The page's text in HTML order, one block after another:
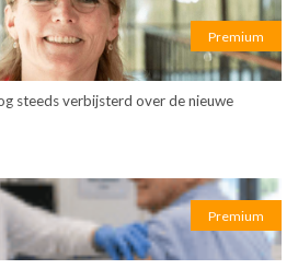
Premium
steeds verbijsterd over de nieuwe
Premium